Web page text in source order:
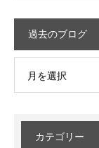
過去のブログ
月を選択
カテゴリー